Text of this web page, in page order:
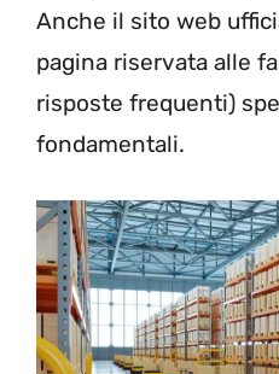
Anche il sito web
pagina riservata alle
risposte frequenti)
fondamentali.